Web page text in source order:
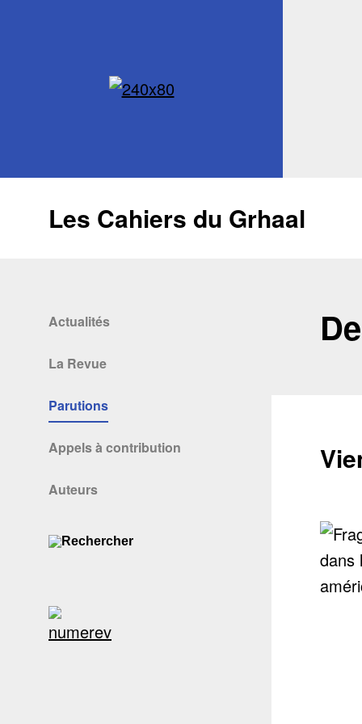
Les Cahiers du Grhaal
Actualités
La Revue
Parutions
Appels à contribution
Auteurs